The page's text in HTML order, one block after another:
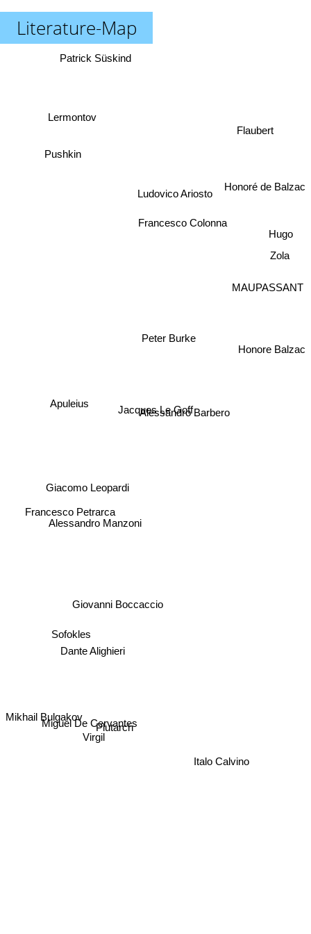
Literature-Map
Jacques Le Goff
Peter Burke
Alessandro Barbero
Francesco Colonna
Ludovico Ariosto
Giacomo Leopardi
Alessandro Manzoni
Giovanni Boccaccio
MAUPASSANT
Apuleius
Francesco Petrarca
Sofokles
Dante Alighieri
Plutarch
Zola
Hugo
Patrick Süskind
Flaubert
Virgil
Miguel De Cervantes
Lermontov
Pushkin
Mikhail Bulgakov
Italo Calvino